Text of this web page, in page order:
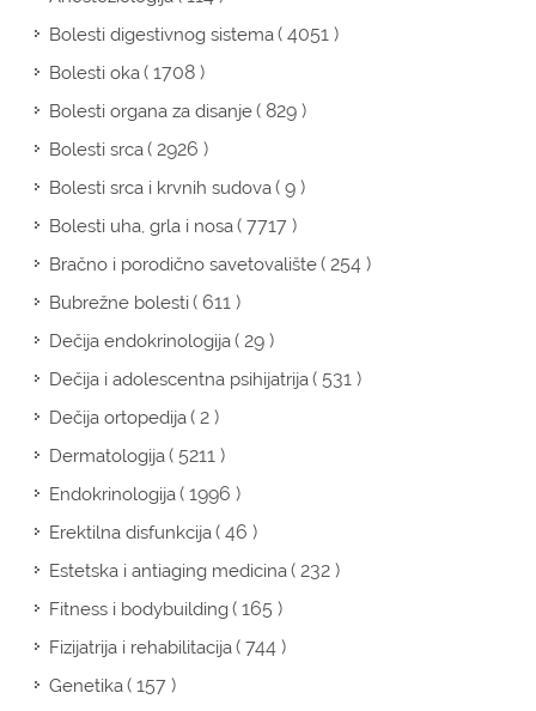
Bolesti digestivnog sistema( 4051 )
Bolesti oka( 1708 )
Bolesti organa za disanje( 829 )
Bolesti srca( 2926 )
Bolesti srca i krvnih sudova( 9 )
Bolesti uha, grla i nosa( 7717 )
Bračno i porodično savetovalište( 254 )
Bubrežne bolesti( 611 )
Dečija endokrinologija( 29 )
Dečija i adolescentna psihijatrija( 531 )
Dečija ortopedija( 2 )
Dermatologija( 5211 )
Endokrinologija( 1996 )
Erektilna disfunkcija( 46 )
Estetska i antiaging medicina( 232 )
Fitness i bodybuilding( 165 )
Fizijatrija i rehabilitacija( 744 )
Genetika( 157 )